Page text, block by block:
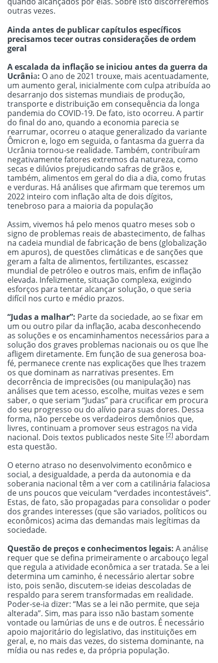
outras vezes.
Ainda antes de publicar capítulos específicos
precisamos tecer outras considerações de ordem
geral
A escalada da inflação se iniciou antes da guerra da
Ucrânia: O ano de 2021 trouxe, mais acentuadamente,
um aumento geral, inicialmente com culpa atribuída ao
desarranjo dos sistemas mundiais de produção,
transporte e distribuição em consequência da longa
pandemia do COVID-19. De fato, isto ocorreu. A partir
do final do ano, quando a economia parecia se
rearrumar, ocorreu o ataque generalizado da variante
Ômicron e, logo em seguida, o fantasma da guerra da
Ucrânia tornou-se realidade. Também, contribuíram
negativamente fatores extremos da natureza, como
secas e dilúvios prejudicando safras de grãos e,
também, alimentos em geral do dia a dia, como frutas
e verduras. Há análises que afirmam que teremos um
2022 inteiro com inflação alta de dois dígitos,
tenebroso para a maioria da população
Assim, vivemos há pelo menos quatro meses sob o
signo de problemas reais de abastecimento, de falhas
na cadeia mundial de fabricação de bens (globalização
em apuros), de questões climáticas e de sanções que
geram a falta de alimentos, fertilizantes, escassez
mundial de petróleo e outros mais, enfim de inflação
elevada. Infelizmente, situação complexa, exigindo
esforços para tentar alcançar solução, o que seria
difícil nos curto e médio prazos.
“Judas a malhar”: Parte da sociedade, ao se fixar em
um ou outro pilar da inflação, acaba desconhecendo
as soluções e os encaminhamentos necessários para a
solução dos graves problemas nacionais ou os que lhe
afligem diretamente. Em função de sua generosa boa-
fé, permanece crente nas explicações que lhes trazem
os que dominam as narrativas presentes. Em
decorrência de imprecisões (ou manipulação) nas
análises que tem acesso, escolhe, muitas vezes e sem
saber, o que seriam “Judas” para crucificar em procura
do seu progresso ou do alívio para suas dores. Dessa
forma, não percebe os verdadeiros demônios que,
livres, continuam a promover seus estragos na vida
nacional. Dois textos publicados neste Site [2] abordam
esta questão.
O eterno atraso no desenvolvimento econômico e
social, a desigualdade, a perda da autonomia e da
soberania nacional têm a ver com a catilinária falaciosa
de uns poucos que veiculam “verdades incontestáveis”.
Estas, de fato, são propagadas para consolidar o poder
dos grandes interesses (que são variados, políticos ou
econômicos) acima das demandas mais legítimas da
sociedade.
Questão de preços e conhecimentos legais: A análise
requer que se defina primeiramente o arcabouço legal
que regula a atividade econômica a ser tratada. Se a lei
determina um caminho, é necessário alertar sobre
isto, pois senão, discutem-se ideias descoladas de
respaldo para serem transformadas em realidade.
Poder-se-ia dizer: “Mas se a lei não permite, que seja
alterada”. Sim, mas para isso não bastam somente
vontade ou lamúrias de uns e de outros. É necessário
apoio majoritário do legislativo, das instituições em
geral, e, no mais das vezes, do sistema dominante, na
mídia ou nas redes e, da própria população.